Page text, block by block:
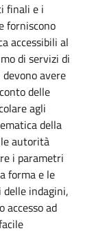
finali e i
forniscono
accessibili al
di servizi di
avere
delle
agli
della
autorità
i parametri
forma e le
indagini,
ad